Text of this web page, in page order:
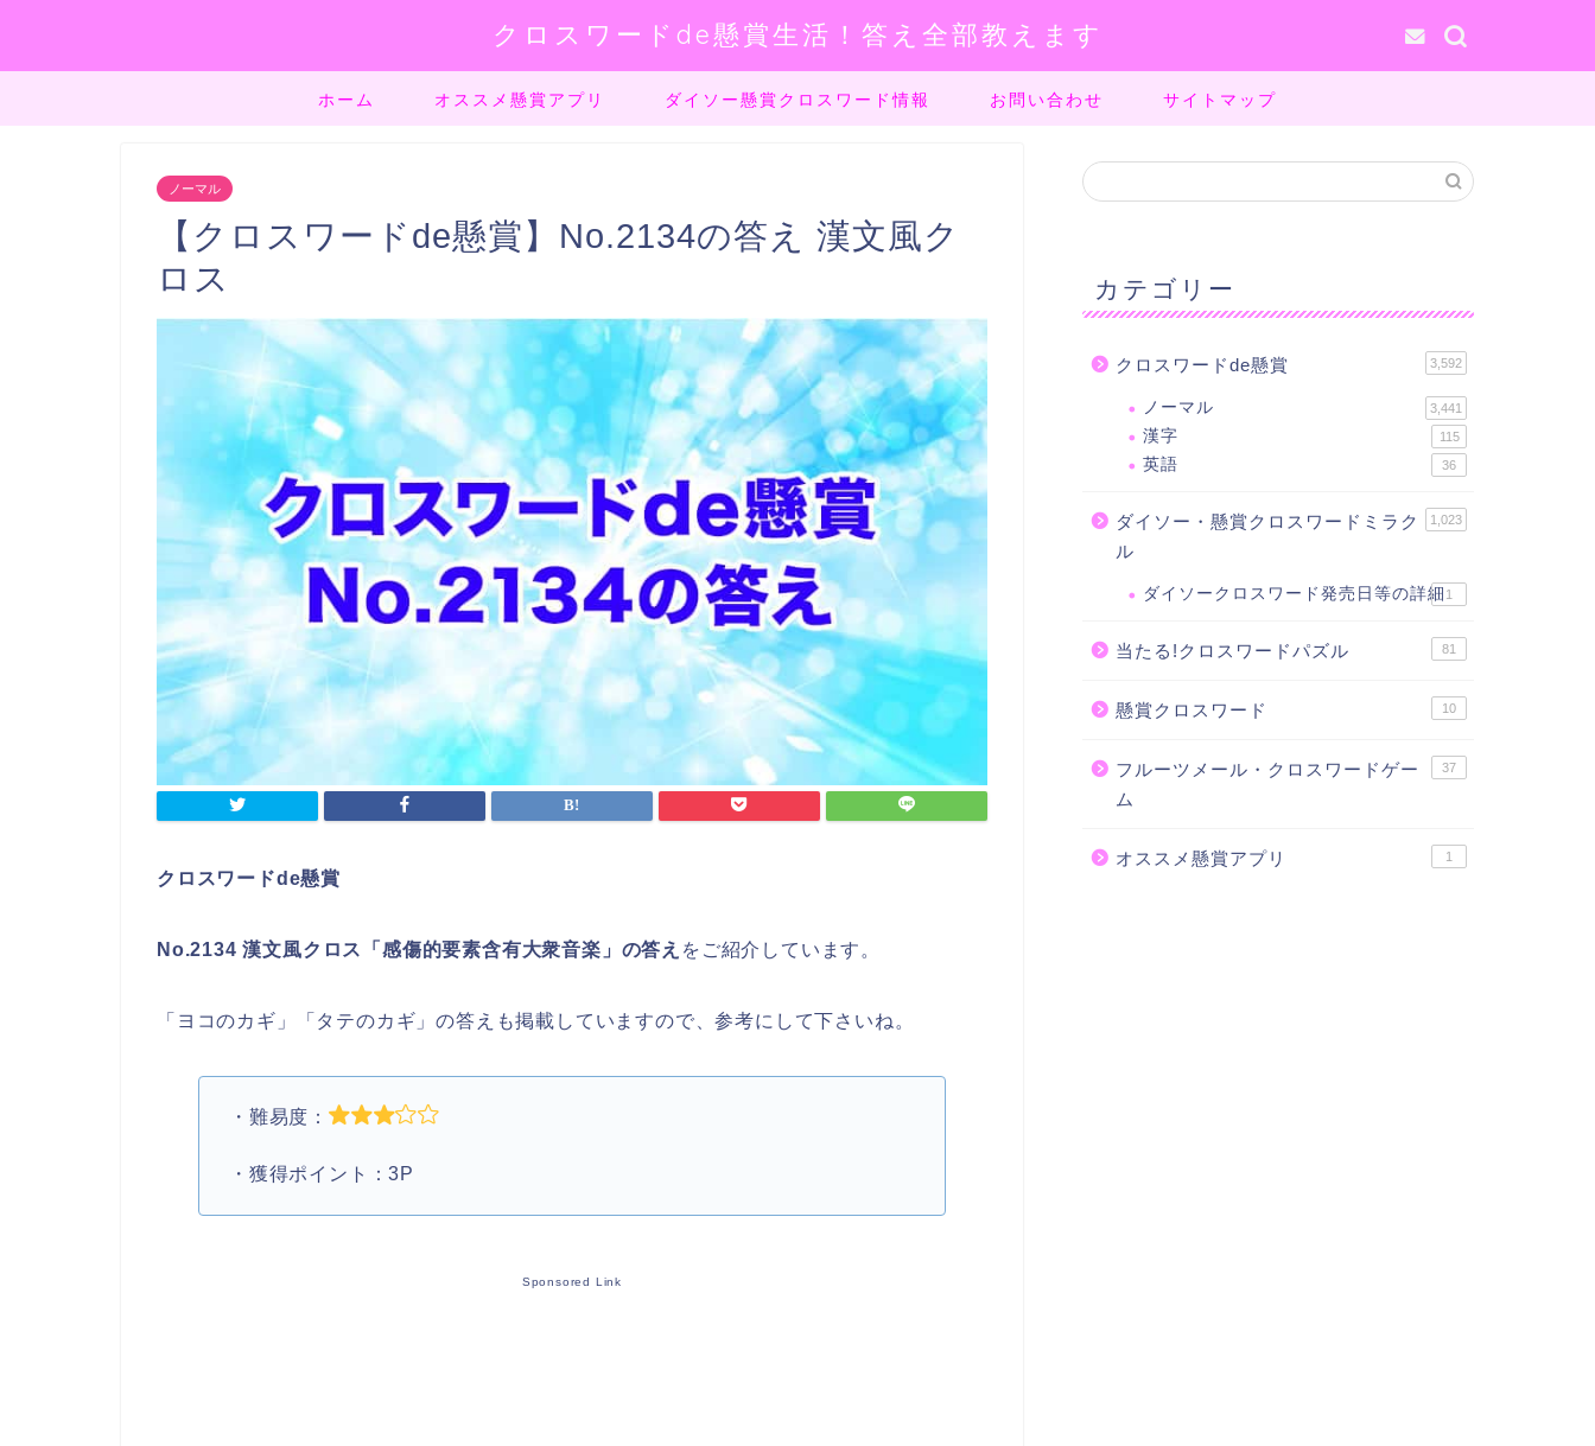
クロスワードde懸賞生活！答え全部教えます
ホーム オススメ懸賞アプリ ダイソー懸賞クロスワード情報 お問い合わせ サイトマップ
ノーマル
【クロスワードde懸賞】No.2134の答え 漢文風ク
ロス
クロスワードde懸賞
No.2134 漢文風クロス「感傷的要素含有大衆音楽」の答え をご紹介しています。
「ヨコのカギ」「タテのカギ」の答えも掲載していますので、参考にして下さいね。
・難易度：
・獲得ポイント：3P
Sponsored Link
カテゴリー
クロスワードde懸賞 3,592
ノーマル 3,441
漢字 115
英語 36
ダイソー・懸賞クロスワードミラク
ル
1,023
ダイソークロスワード発売日等の詳細 1
当たる!クロスワードパズル 81
懸賞クロスワード 10
フルーツメール・クロスワードゲー
ム
37
オススメ懸賞アプリ 1